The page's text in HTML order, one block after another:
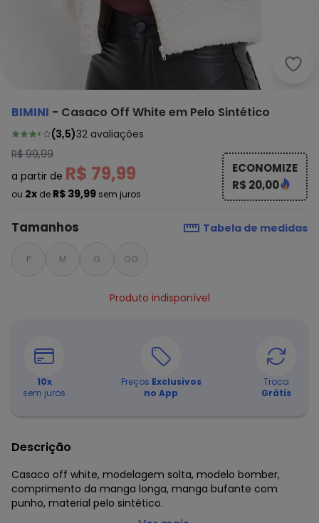
BIMINI - Casaco Off White em Pelo Sintético
(3,5)32 avaliações
R$ 99,99
a partir de R$ 79,99
ou 2x de R$ 39,99 sem juros
ECONOMIZE
R$ 20,00
Tamanhos Tabela de medidas
P M G GG
Produto indisponível
10x
sem juros
Preços Exclusivos
no App
Troca
Grátis
Descrição
Casaco off white, modelagem solta, modelo bomber,
comprimento da manga longa, manga bufante com
punho, material pelo sintético.